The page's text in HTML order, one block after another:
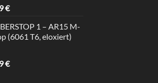
€
€Aktueller
ist:
24,99 €.
1 – AR15 M-
(6061 T6, eloxiert)
€Aktueller